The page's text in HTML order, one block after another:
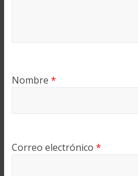
Nombre *
Correo electrónico *